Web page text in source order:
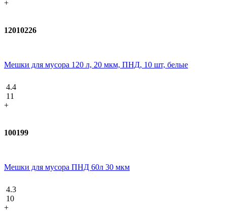
+
12010226
Мешки для мусора 120 л, 20 мкм, ПНД, 10 шт, белые
4.4
11
+
100199
Мешки для мусора ПНД 60л 30 мкм
4.3
10
+